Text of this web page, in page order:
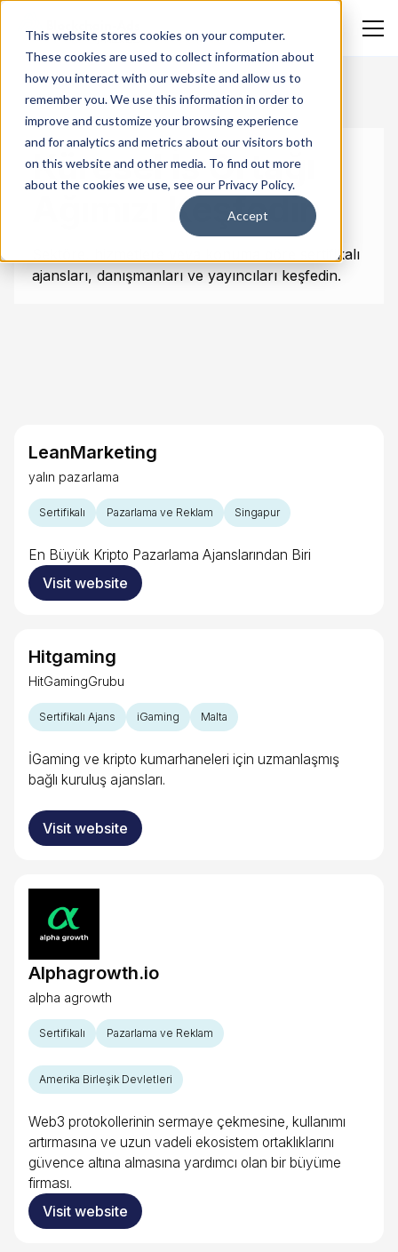
This website stores cookies on your computer.
These cookies are used to collect information about
how you interact with our website and allow us to
remember you. We use this information in order to
improve and customize your browsing experience
and for analytics and metrics about our visitors both
on this website and other media. To find out more
about the cookies we use, see our Privacy Policy.
Accept
Küresel İş Ortağı
Ağımızı Keşfedin
Sektöre, hizmetlere veya konuma göre sertifikalı
ajansları, danışmanları ve yayıncıları keşfedin.
LeanMarketing
yalın pazarlama
Sertifikalı Pazarlama ve Reklam Singapur
En Büyük Kripto Pazarlama Ajanslarından Biri
Visit website
Hitgaming
HitGamingGrubu
Sertifikalı Ajans iGaming Malta
İGaming ve kripto kumarhaneleri için uzmanlaşmış
bağlı kuruluş ajansları.
Visit website
Alphagrowth.io
alpha agrowth
Sertifikalı Pazarlama ve Reklam
Amerika Birleşik Devletleri
Web3 protokollerinin sermaye çekmesine, kullanımı
artırmasına ve uzun vadeli ekosistem ortaklıklarını
güvence altına almasına yardımcı olan bir büyüme
firması.
Visit website